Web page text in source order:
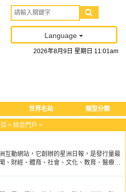
Language
2026年8月 9 日 星期日 11:01am
世界名站 類型分類
> 綜合門戶 >
互動網站，它創辦的星洲日報，是發行量最
、財經、體育、社會、文化、教育、醫療等